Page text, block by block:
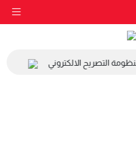
التصريح الالكتروني